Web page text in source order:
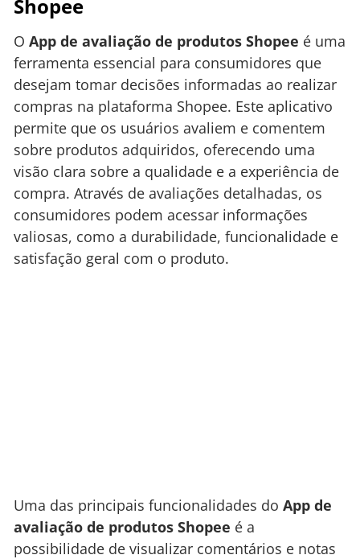
Shopee
O App de avaliação de produtos Shopee é uma
ferramenta essencial para consumidores que
desejam tomar decisões informadas ao realizar
compras na plataforma Shopee. Este aplicativo
permite que os usuários avaliem e comentem
sobre produtos adquiridos, oferecendo uma
visão clara sobre a qualidade e a experiência de
compra. Através de avaliações detalhadas, os
consumidores podem acessar informações
valiosas, como a durabilidade, funcionalidade e
satisfação geral com o produto.
Uma das principais funcionalidades do App de
avaliação de produtos Shopee é a
possibilidade de visualizar comentários e notas